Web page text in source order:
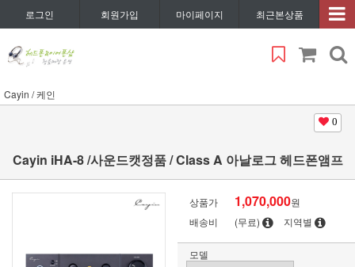
로그인 회원가입 마이페이지 최근본상품
Cayin / 케인
0
Cayin iHA-8 /사운드캣정품 / Class A 아날로그 헤드폰앰프
상품가 1,070,000원
배송비
(무료) 지역별
모델